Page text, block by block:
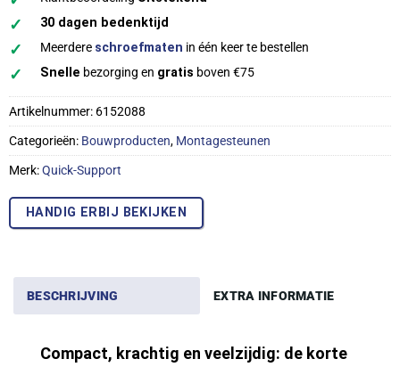
✓ 30 dagen bedenktijd
✓ Meerdere schroefmaten in één keer te bestellen
✓ Snelle bezorging en gratis boven €75
Artikelnummer: 6152088
Categorieën: Bouwproducten, Montagesteunen
Merk:Quick-Support
HANDIG ERBIJ BEKIJKEN
BESCHRIJVING EXTRA INFORMATIE
Compact, krachtig en veelzijdig: de korte